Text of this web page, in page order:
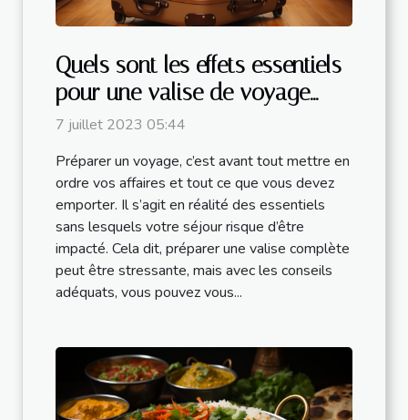
Quels sont les effets essentiels
pour une valise de voyage
parfaite ?
7 juillet 2023 05:44
Préparer un voyage, c’est avant tout mettre en
ordre vos affaires et tout ce que vous devez
emporter. Il s’agit en réalité des essentiels
sans lesquels votre séjour risque d’être
impacté. Cela dit, préparer une valise complète
peut être stressante, mais avec les conseils
adéquats, vous pouvez vous...